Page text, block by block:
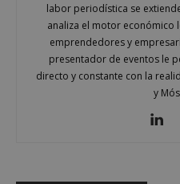
labor periodística se
analiza el motor económico
emprendedores y
presentador de eventos le
directo y constante con la
y
sp_landing